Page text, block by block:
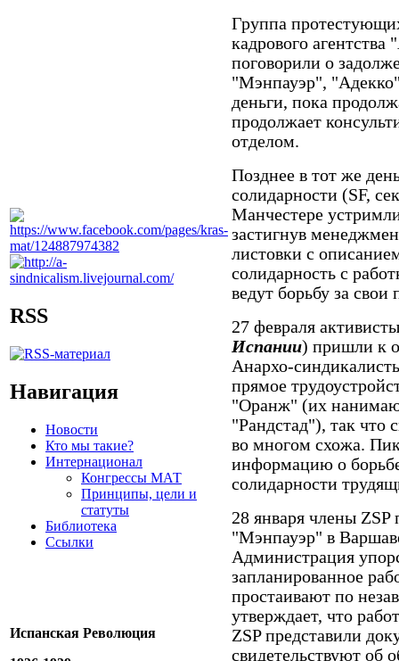
RSS
Навигация
Новости
Кто мы такие?
Интернационал
Конгрессы МАТ
Принципы, цели и
статуты
Библиотека
Ссылки
Испанская Революция
Группа
кадрового
поговорили о
"Мэнпауэр", "Адекко"
деньги, пока
продолжает
отделом.
Позднее в тот же
солидарности (SF,
Манчестере
застигнув
листовки с
солидарность с
ведут борьбу за
27 февраля
Испании) пришли к
Анархо-
прямое
"Оранж" (их
"Рандстад"), так что
во многом схожа.
информацию о
солидарности
28 января члены
"Мэнпауэр" в
Администрация
запланированное
простаивают по
утверждает, что
ZSP представили
свидетельствуют об